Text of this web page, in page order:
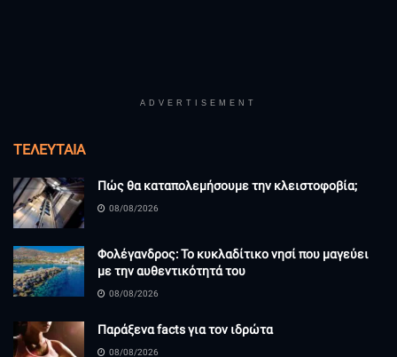
ADVERTISEMENT
ΤΕΛΕΥΤΑΊΑ
Πώς θα καταπολεμήσουμε την κλειστοφοβία;
08/08/2026
Φολέγανδρος: Το κυκλαδίτικο νησί που μαγεύει
με την αυθεντικότητά του
08/08/2026
Παράξενα facts για τον ιδρώτα
08/08/2026